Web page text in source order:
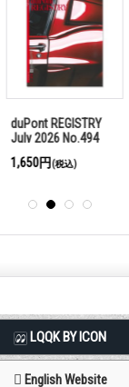
duPont REGISTRY
July 2026 No.494
1,650円(税込)
LQQK BY ICON
English Website